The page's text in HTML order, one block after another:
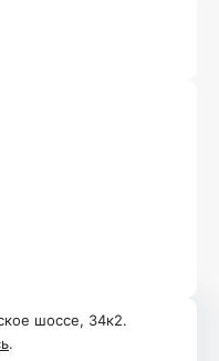
шоссе, 34к2.
.